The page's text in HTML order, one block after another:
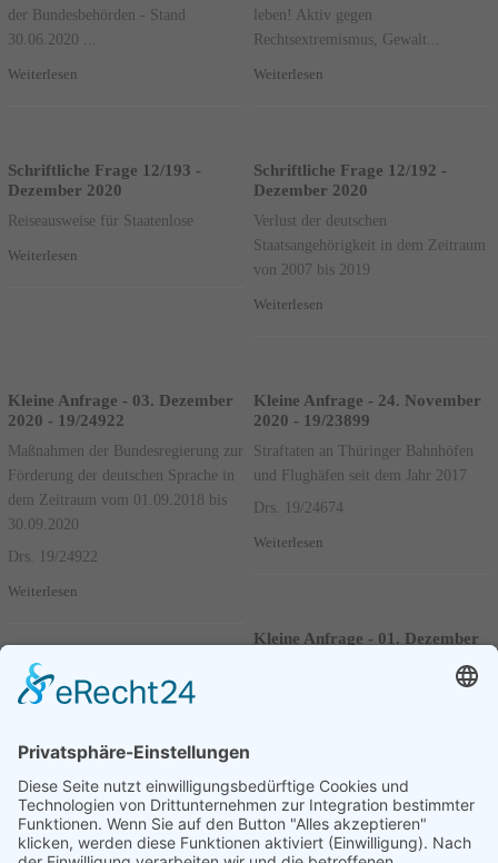
der Bundesbehörden - Stand
30.06.2020 ...
Weiterlesen
leben! Aktiv gegen
Rechtsextremismus, Gewalt...
Weiterlesen
Schriftliche Frage 12/193 -
Dezember 2020
Reiseausweise für Staatenlose
Weiterlesen
Schriftliche Frage 12/192 -
Dezember 2020
Verlust der deutschen
Staatsangehörigkeit in dem Zeitraum
von 2007 bis 2019
Weiterlesen
Kleine Anfrage - 03. Dezember
2020 - 19/24922
Maßnahmen der Bundesregierung zur
Förderung der deutschen Sprache in
dem Zeitraum vom 01.09.2018 bis
30.09.2020
Drs. 19/24922
Weiterlesen
Kleine Anfrage - 24. November
2020 - 19/23899
Straftaten an Thüringer Bahnhöfen
und Flughäfen seit dem Jahr 2017
Drs. 19/24674
Weiterlesen
Kleine Anfrage - 01. Dezember
Bemühungen der Bundesregierung
Weiterlesen